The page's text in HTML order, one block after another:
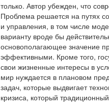
только. Автор убежден, что
Проблема решается на путях
и управления, в том числе
варианту вроде бы
основополагающее значение
эффективными. Кроме того,
свои жизненные интересы в
мир нуждается в плановом
задач, которые выдвигает
кризиса, который